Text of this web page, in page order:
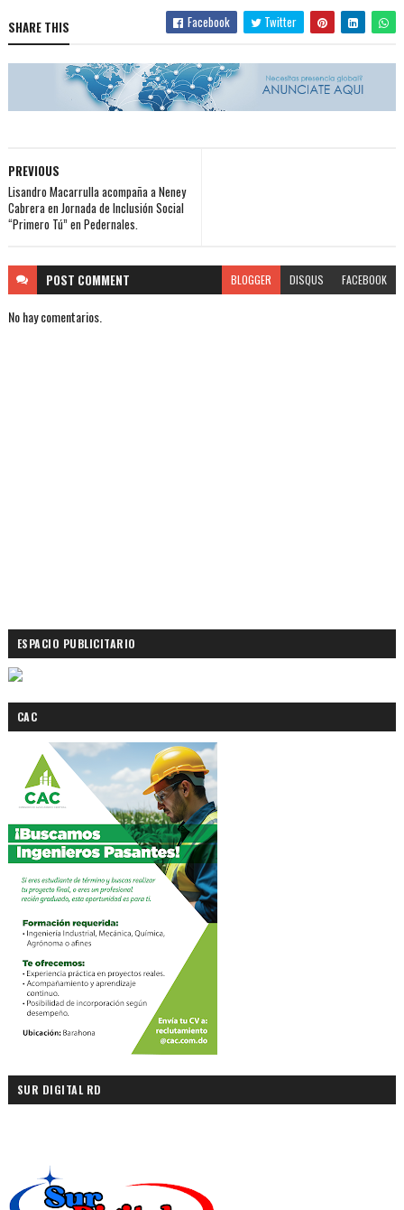
SHARE THIS Facebook Twitter
PREVIOUS
Lisandro Macarrulla acompaña a Neney
Cabrera en Jornada de Inclusión Social
“Primero Tú” en Pedernales.
POST COMMENT BLOGGER DISQUS FACEBOOK
No hay comentarios.
ESPACIO PUBLICITARIO
CAC
SUR DIGITAL RD